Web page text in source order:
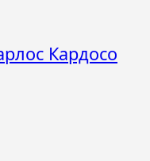
Кардосо